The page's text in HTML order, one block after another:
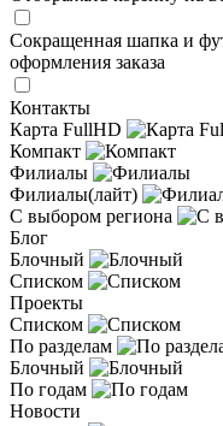
Сокращенная шапка и
оформления заказа
Контакты
Карта FullHD
Компакт
Филиалы
Филиалы(лайт)
С выбором региона
Блог
Блочный
Списком
Проекты
Списком
По разделам
Блочный
По годам
Новости